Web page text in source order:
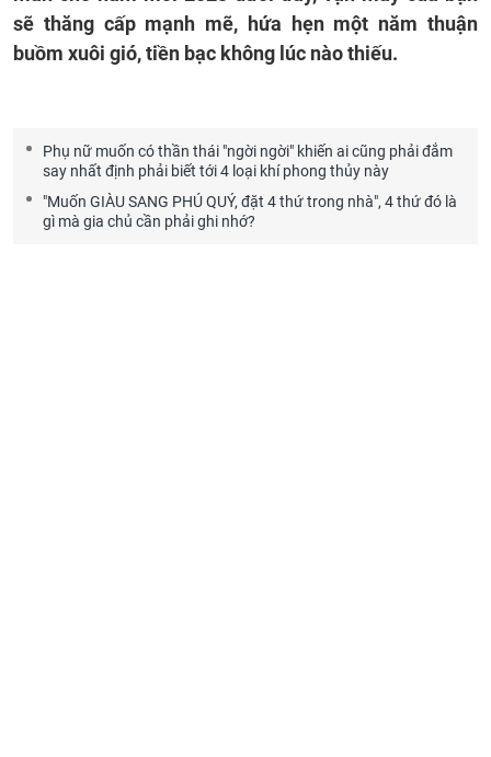
sẽ thăng cấp mạnh mẽ, hứa hẹn một năm thuận
buồm xuôi gió, tiền bạc không lúc nào thiếu.
Phụ nữ muốn có thần thái "ngời ngời" khiến ai cũng phải đắm
say nhất định phải biết tới 4 loại khí phong thủy này
"Muốn GIÀU SANG PHÚ QUÝ, đặt 4 thứ trong nhà", 4 thứ đó là
gì mà gia chủ cần phải ghi nhớ?